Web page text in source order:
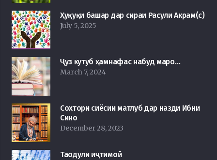
Ҳуқуқи башар дар сираи Расули Акрам(с)
July 5, 2025
Ҷуз кутуб ҳамнафас набуд маро…
March 7, 2024
Сохтори сиёсии матлуб дар назди Ибни
Сино
December 28, 2023
Таодули иҷтимоӣ